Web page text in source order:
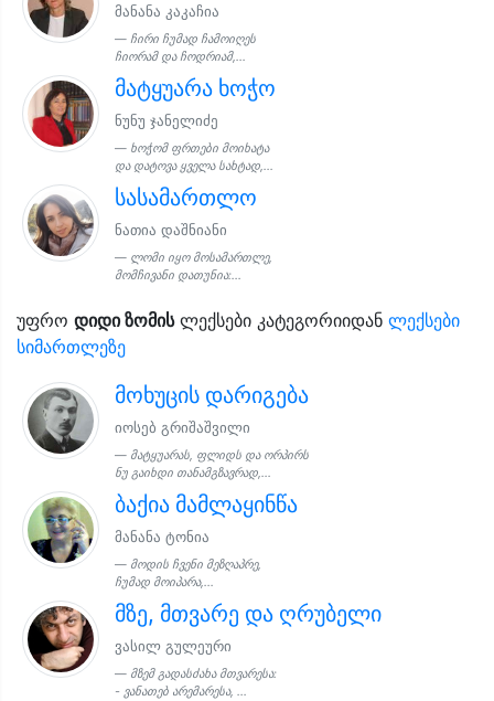
მანანა კაკაჩია
ჩირი ჩუმად ჩამოიღეს
ჩიორამ და ჩოდრიამ,...
მატყუარა ხოჭო
ნუნუ ჯანელიძე
ხოჭომ ფრთები მოიხატა
და დატოვა ყველა სახტად,...
სასამართლო
ნათია დაშნიანი
ლომი იყო მოსამართლე,
მომჩივანი დათუნია:...
უფრო დიდი ზომისლექსები კატეგორიიდან ლექსები
სიმართლეზე
მოხუცის დარიგება
იოსებ გრიშაშვილი
მატყუარას, ფლიდს და ორპირს
ნუ გაიხდი თანამგზავრად,...
ბაქია მამლაყინწა
მანანა ტონია
მოდის ჩვენი მეზღაპრე,
ჩუმად მოიპარა,...
მზე, მთვარე და ღრუბელი
ვასილ გულეური
მზემ გადასძახა მთვარესა:
- ვანათებ არემარესა, ...